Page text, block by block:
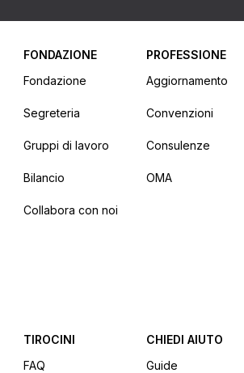
FONDAZIONE
Fondazione
Segreteria
Gruppi di lavoro
Bilancio
Collabora con noi
PROFESSIONE
Aggiornamento
Convenzioni
Consulenze
OMA
TIROCINI
FAQ
CHIEDI AIUTO
Guide